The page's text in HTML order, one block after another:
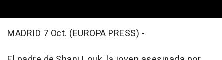
MADRID 7 Oct. (EUROPA PRESS) -